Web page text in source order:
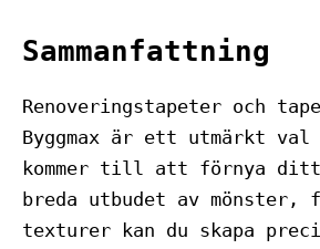
Sammanfattning
Renoveringstapeter och
Byggmax är ett utmärkt val
kommer till att förnya ditt
breda utbudet av mönster,
texturer kan du skapa